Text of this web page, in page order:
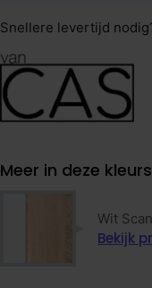
Snellere levertijd
Meer in deze
Wit
Bekijk